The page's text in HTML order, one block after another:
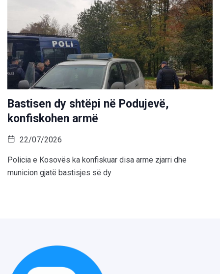
Bastisen dy shtëpi në Podujevë,
konfiskohen armë
22/07/2026
Policia e Kosovës ka konfiskuar disa armë zjarri dhe
municion gjatë bastisjes së dy